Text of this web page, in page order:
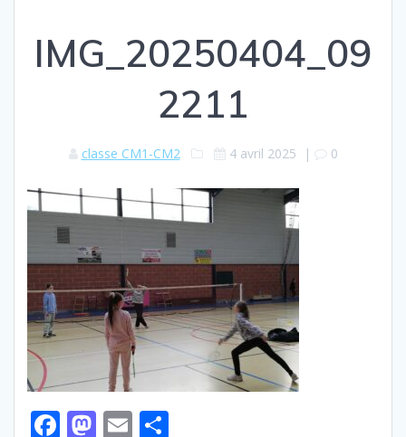
IMG_20250404_09
2211
classe CM1-CM2 4 avril 2025 | 0
F M E